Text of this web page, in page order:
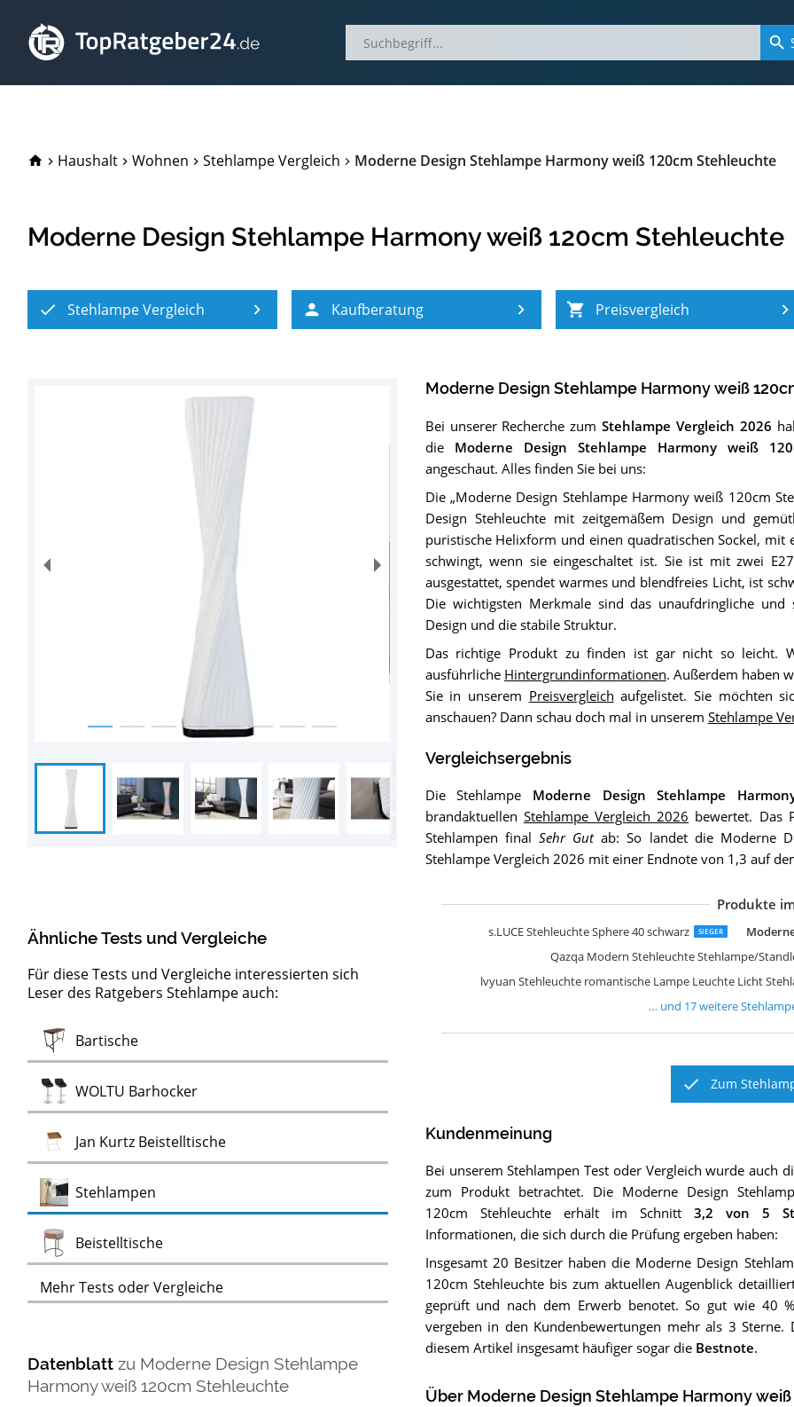
TopRatgeber24.de
Haushalt Wohnen Stehlampe Vergleich Moderne Design Stehlampe Harmony weiß 120cm Stehleuchte
Moderne Design Stehlampe Harmony weiß 120cm Stehleuchte
Stehlampe Vergleich Kaufberatung Preisvergleich
Ähnliche Tests und Vergleiche
Für diese Tests und Vergleiche interessierten sich
Leser des Ratgebers Stehlampe auch:
BartischeTest
WOLTU BarhockerTest
Jan Kurtz BeistelltischeTest
Stehlampen
BeistelltischeTest
Konsolentische
ServierwagenTest
Moderne
WanduhrenTest
LED-Pendelleuchten
Artemide Deckenleuchten
Design Wanduhren
KronleuchterTest
Nicht-tickende Wanduhren
Ewiger Kalender
Flugzeugtrolleys
Alu Bord-Boxen
Stimmungslichter
Monstera
Test
Monstera Kunstpflanzen
Mehr Tests oder Vergleiche
Datenblattzu Moderne Design Stehlampe
Harmony weiß 120cm Stehleuchte
Moderne Design Stehlampe Harmony weiß
Bei unserer Recherche zumStehlampe Vergleich 2026
die Moderne Design Stehlampe Harmony weiß
angeschaut. Alles finden Sie bei uns:
Die „Moderne Design Stehlampe Harmony weiß 120cm
Design Stehleuchte mit zeitgemäßem Design und
puristische Helixform und einen quadratischen Sockel, mit
schwingt, wenn sie eingeschaltet ist. Sie ist mit zwei
ausgestattet, spendet warmes und blendfreies Licht, ist
Die wichtigsten Merkmale sind das unaufdringliche und
Design und die stabile Struktur.
Das richtige Produkt zu finden ist gar nicht so leicht.
ausführliche Hintergrundinformationen. Außerdem haben
Sie in unserem Preisvergleich aufgelistet. Sie möchten
anschauen? Dann schau doch mal in unserem Stehlampe
Vergleichsergebnis
Die Stehlampe Moderne Design Stehlampe
brandaktuellen Stehlampe Vergleich 2026 bewertet. Das
Stehlampen finalSehr Gutab: So landet die Moderne
Stehlampe Vergleich 2026 mit einer Endnote von 1,3 auf
Produkte
s.LUCE Stehleuchte Sphere 40 schwarz SIEGER
Qazqa Modern Stehleuchte Stehlampe/
lvyuan Stehleuchte romantische Lampe Leuchte Licht
… und 17weitere
Zum
Kundenmeinung
Bei unseremStehlampen Test oder Vergleich wurde auch
zum Produkt betrachtet. Die Moderne Design
120cm Stehleuchteerhält im Schnitt 3,2 von 5
Informationen, die sich durch die Prüfung ergeben haben:
Insgesamt 20 Besitzer haben die Moderne Design
120cm Stehleuchte bis zum aktuellen Augenblick
geprüft und nach dem Erwerb benotet. So gut wie 40
vergeben in den Kundenbewertungen mehr als 3 Sterne.
diesem Artikel insgesamt häufiger sogar die Bestnote.
Über Moderne Design Stehlampe Harmony